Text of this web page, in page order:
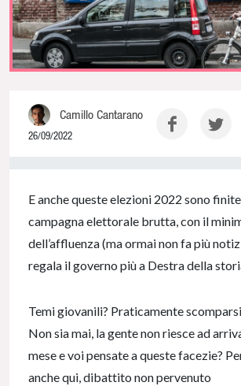
Camillo Cantarano
26/09/2022
E anche queste elezioni 2022 sono
campagna elettorale brutta, con il
dell’affluenza (ma ormai non fa più
regala il governo più a Destra della
Temi giovanili? Praticamente
Non sia mai, la gente non riesce ad
mese e voi pensate a queste facezie?
anche qui, dibattito non pervenuto